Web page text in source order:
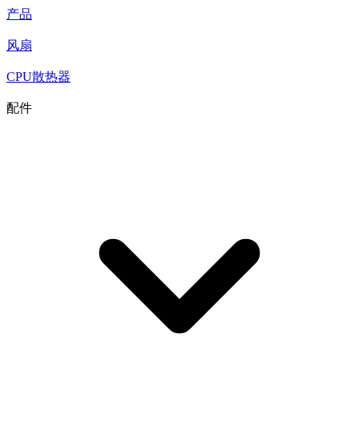
产品
风扇
CPU散热器
配件